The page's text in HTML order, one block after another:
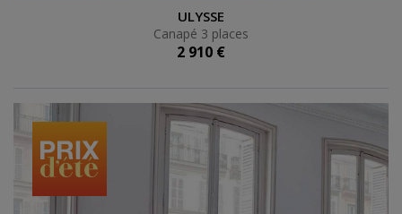
ULYSSE
Canapé 3 places
2 910 €